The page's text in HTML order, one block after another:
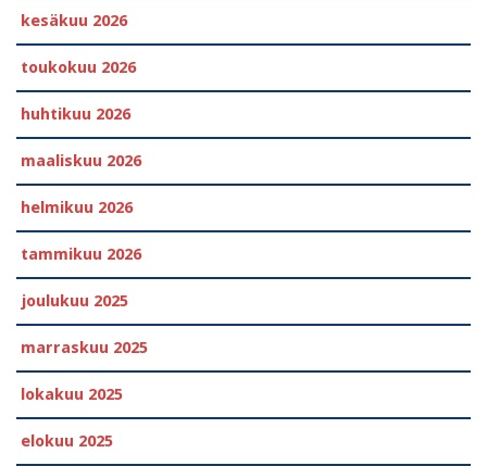
kesäkuu 2026
toukokuu 2026
huhtikuu 2026
maaliskuu 2026
helmikuu 2026
tammikuu 2026
joulukuu 2025
marraskuu 2025
lokakuu 2025
elokuu 2025